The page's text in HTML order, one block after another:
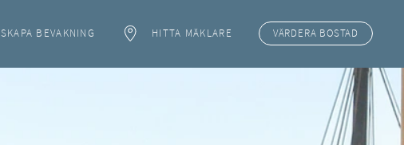
SKAPA BEVAKNING HITTA MÄKLARE VÄRDERA BOSTAD